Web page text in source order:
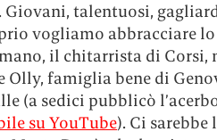
talentuosi,
vogliamo abbracciare
il chitarrista di Corsi,
Olly, famiglia bene di
(a sedici pubblicò
su YouTube). Ci